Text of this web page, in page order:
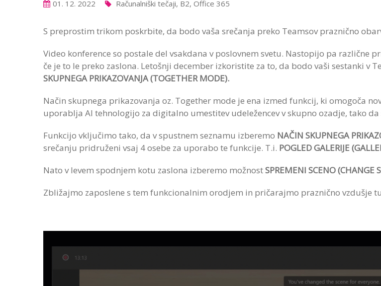
01. 12. 2022 Računalniški tečaji, B2, Office 365
S preprostim trikom poskrbite, da bodo vaša srečanja preko Teamsov praznično
Video konference so postale del vsakdana v poslovnem svetu. Nastopijo pa različne
če je to le preko zaslona. Letošnji december izkoristite za to, da bodo vaši sestanki v
SKUPNEGA PRIKAZOVANJA (TOGETHER MODE).
Način skupnega prikazovanja oz. Together mode je ena izmed funkcij, ki omogoča
uporablja AI tehnologijo za digitalno umestitev udeležencev v skupno ozadje, tako
Funkcijo vključimo tako, da v spustnem seznamu izberemo NAČIN SKUPNEGA
srečanju pridruženi vsaj 4 osebe za uporabo te funkcije. T.i. POGLED GALERIJE
Nato v levem spodnjem kotu zaslona izberemo možnostSPREMENI SCENO (CHANGE
Zbližajmo zaposlene s tem funkcionalnim orodjem in pričarajmo praznično vzdušje